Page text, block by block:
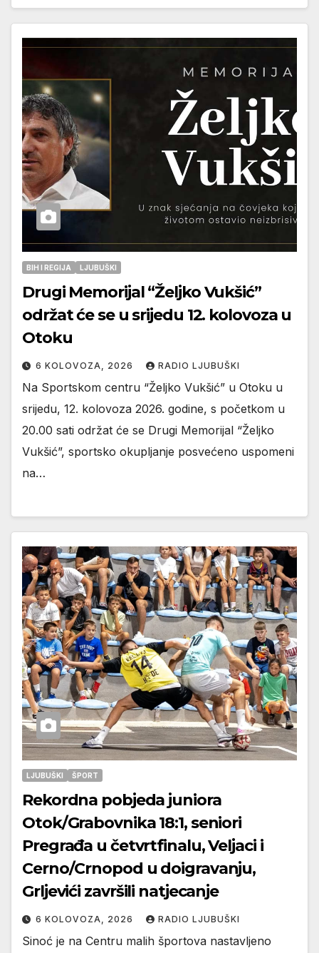
BIH I REGIJA LJUBUŠKI
Drugi Memorijal “Željko Vukšić”
održat će se u srijedu 12. kolovoza u
Otoku
6 KOLOVOZA, 2026 RADIO LJUBUŠKI
Na Sportskom centru “Željko Vukšić” u Otoku u
srijedu, 12. kolovoza 2026. godine, s početkom u
20.00 sati održat će se Drugi Memorijal “Željko
Vukšić”, sportsko okupljanje posvećeno uspomeni
na…
LJUBUŠKI ŠPORT
Rekordna pobjeda juniora
Otok/Grabovnika 18:1, seniori
Pregrađa u četvrtfinalu, Veljaci i
Cerno/Crnopod u doigravanju,
Grljevići završili natjecanje
6 KOLOVOZA, 2026 RADIO LJUBUŠKI
Sinoć je na Centru malih športova nastavljeno